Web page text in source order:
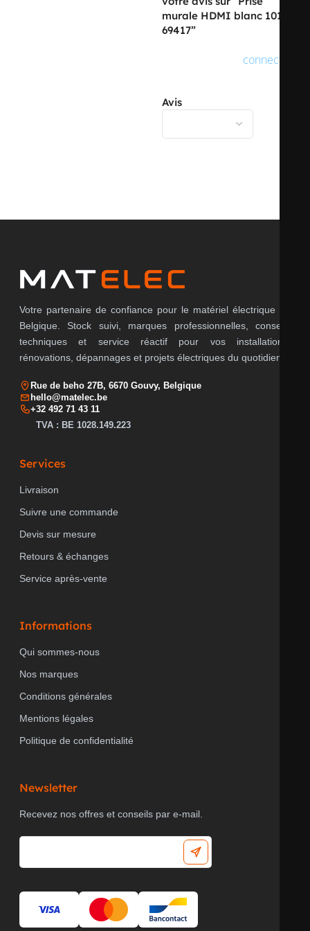
Avis
murale HDMI blanc 101-
69417”
connecté
Votre partenaire de confiance pour le matériel électrique en
Belgique. Stock suivi, marques professionnelles, conseils
techniques et service réactif pour vos installations,
rénovations, dépannages et projets électriques du quotidien.
Rue de beho 27B, 6670 Gouvy, Belgique
hello@matelec.be
+32 492 71 43 11
TVA : BE 1028.149.223
Services
Livraison
Suivre une commande
Devis sur mesure
Retours & échanges
Service après-vente
Informations
Qui sommes-nous
Nos marques
Conditions générales
Mentions légales
Politique de confidentialité
Newsletter
Recevez nos offres et conseils par e-mail.